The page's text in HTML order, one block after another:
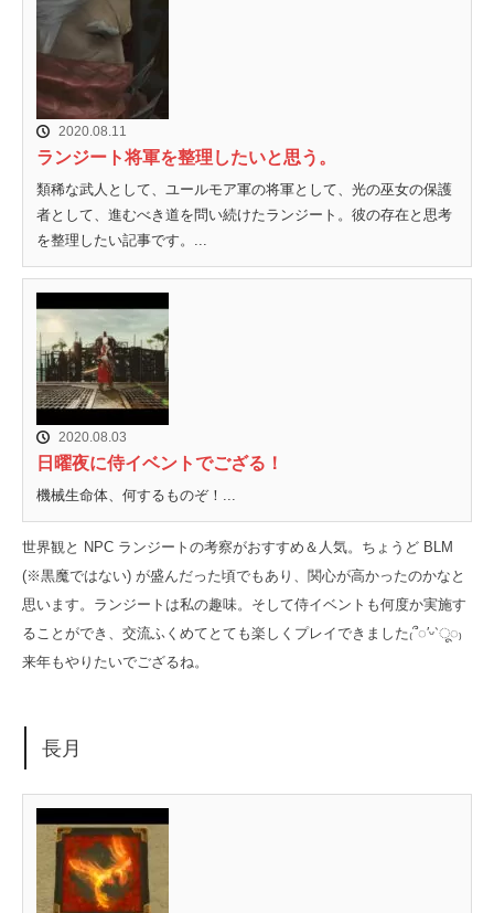
2020.08.11
ランジート将軍を整理したいと思う。
類稀な武人として、ユールモア軍の将軍として、光の巫女の保護
者として、進むべき道を問い続けたランジート。彼の存在と思考
を整理したい記事です。...
2020.08.03
日曜夜に侍イベントでござる！
機械生命体、何するものぞ！...
世界観と NPC ランジートの考察がおすすめ＆人気。ちょうど BLM
(※黒魔ではない) が盛んだった頃でもあり、関心が高かったのかなと
思います。ランジートは私の趣味。そして侍イベントも何度か実施す
ることができ、交流ふくめてとても楽しくプレイできました₍՞◌′ᵕ‵ू◌₎
来年もやりたいでござるね。
長月